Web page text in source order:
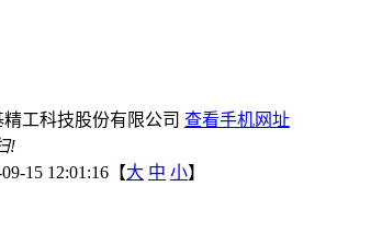
工科技股份有限公司 查看手机网址
!
15 12:01:16【大 中 小】